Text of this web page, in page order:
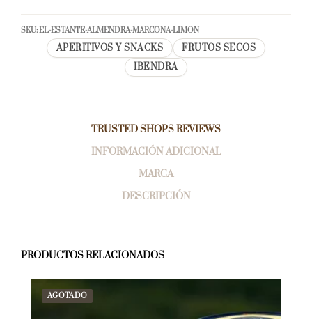
SKU:EL-ESTANTE-ALMENDRA-MARCONA-LIMON
APERITIVOS Y SNACKS
FRUTOS SECOS
IBENDRA
TRUSTED SHOPS REVIEWS
INFORMACIÓN ADICIONAL
MARCA
DESCRIPCIÓN
PRODUCTOS RELACIONADOS
AGOTADO